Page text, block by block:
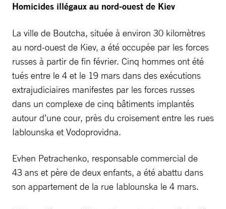
Homicides illégaux au nord-ouest de Kiev
La ville de Boutcha, située à environ 30 kilomètres
au nord-ouest de Kiev, a été occupée par les forces
russes à partir de fin février. Cinq hommes ont été
tués entre le 4 et le 19 mars dans des exécutions
extrajudiciaires manifestes par les forces russes
dans un complexe de cinq bâtiments implantés
autour d’une cour, près du croisement entre les rues
Iablounska et Vodoprovidna.
Evhen Petrachenko, responsable commercial de
43 ans et père de deux enfants, a été abattu dans
son appartement de la rue Iablounska le 4 mars.